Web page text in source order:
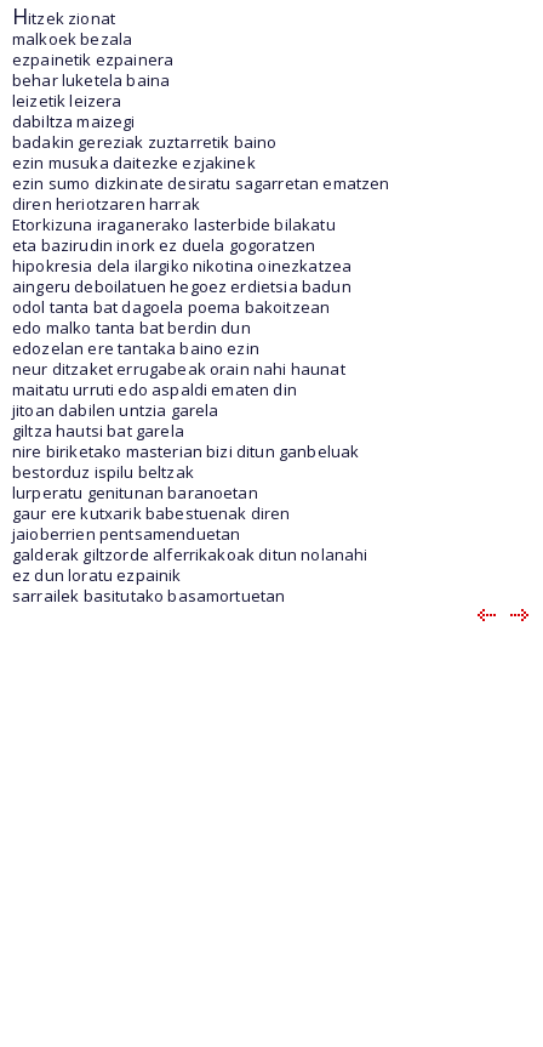
Hitzek zionat
malkoek bezala
ezpainetik ezpainera
behar luketela baina
leizetik leizera
dabiltza maizegi
badakin gereziak zuztarretik baino
ezin musuka daitezke ezjakinek
ezin sumo dizkinate desiratu sagarretan ematzen
diren heriotzaren harrak
Etorkizuna iraganerako lasterbide bilakatu
eta bazirudin inork ez duela gogoratzen
hipokresia dela ilargiko nikotina oinezkatzea
aingeru deboilatuen hegoez erdietsia badun
odol tanta bat dagoela poema bakoitzean
edo malko tanta bat berdin dun
edozelan ere tantaka baino ezin
neur ditzaket errugabeak orain nahi haunat
maitatu urruti edo aspaldi ematen din
jitoan dabilen untzia garela
giltza hautsi bat garela
nire biriketako masterian bizi ditun ganbeluak
bestorduz ispilu beltzak
lurperatu genitunan baranoetan
gaur ere kutxarik babestuenak diren
jaioberrien pentsamenduetan
galderak giltzorde alferrikakoak ditun nolanahi
ez dun loratu ezpainik
sarrailek basitutako basamortuetan